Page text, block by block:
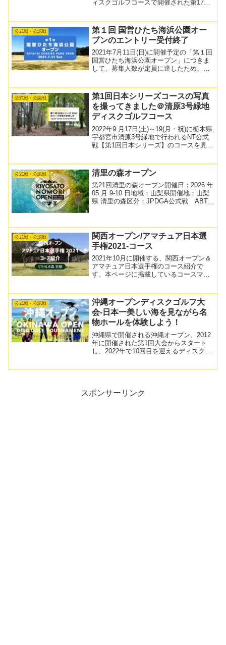
ィスクゴルフコースで開催された第17回
ージです。大会情報JPDGA大...
公式戦・公認戦
第１回 国営ひたち海浜公園オー
プンのエントリー受付終了
2021年7月11日(日)に開催予定の「第１回
国営ひたち海浜公園オープン」につきま
して、募集人数が定員に達したため、エ
た。7 月 7 日（水）までに JPDGA の ...
公式戦・公認戦
第1回日本シリーズコースの写真
を撮ってきました＠清原3号緑地
ディスクゴルフコース
2022年9 月17日(土)～19(月・祝)に栃木県
宇都宮市清原3号緑地で行われるNT公式
戦【第1回日本シリーズ】のコースを見て
ればと思い、写真をこちらに掲載させて
いた...
公式戦・公認戦 清里の森オープン
第21回清里の森オープン開催日：2026 年
05 月 9-10 日地域：山梨県開催地：山梨
県 清里の森区分：JPDGA公式戦 ABT-B
ます）今年も第21回清里の森...
公式戦・公認戦
関西オープン/アマチュア日本選
手権2021-コース
2021年10月に開催する、関西オープン＆
アマチュア日本選手権のコース紹介で
す。本ページに掲載しているコースマッ
地域：京都府開催地：京都府スチールの
森ひよ...
公式戦・公認戦
沖縄オープンディスクゴルフ大
会-日本一美しい海を見ながら名
物ホールを体験しよう！
沖縄県で開催される沖縄オープン。2012
年に開催された第1回大会からスタート
し、2022年で10回目を迎えるディスクゴ
スポンサーリンク